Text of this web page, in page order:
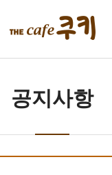
공지사항